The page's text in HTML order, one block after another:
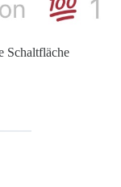
Schaltfläche